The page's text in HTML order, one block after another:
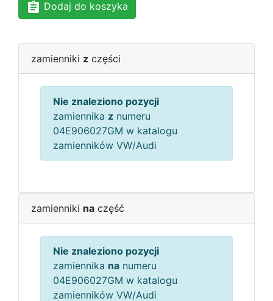
Dodaj do koszyka
zamienniki z części
Nie znaleziono pozycji
zamiennika z numeru
04E906027GM w katalogu
zamienników VW/Audi
zamienniki na część
Nie znaleziono pozycji
zamiennika na numeru
04E906027GM w katalogu
zamienników VW/Audi